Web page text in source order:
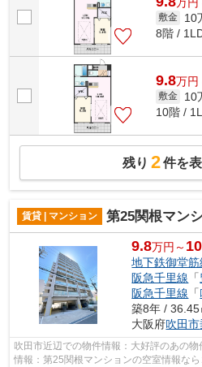
敷金 10
8階 /
9.8万円
敷金 10
10階 /
残り 2件を
賃貸 | マンション 第25関根マン
9.8万円～
地下鉄御堂筋
阪急千里線 「
阪急千里線 「
築8年 / 36.45
大阪府吹田市
吹田市近辺での物件情報：大好評のあの
情報：第25関根マンションの空室情報な